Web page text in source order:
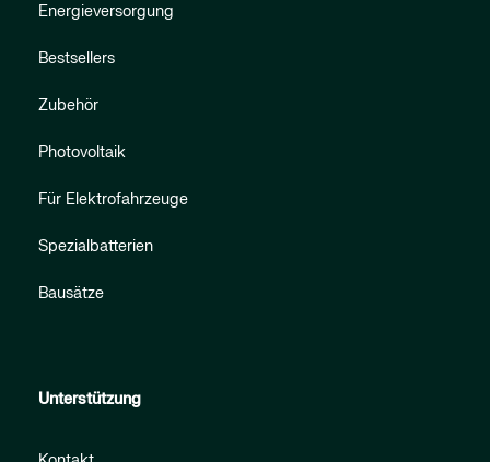
Energieversorgung
Bestsellers
Zubehör
Photovoltaik
Für Elektrofahrzeuge
Spezialbatterien
Bausätze
Unterstützung